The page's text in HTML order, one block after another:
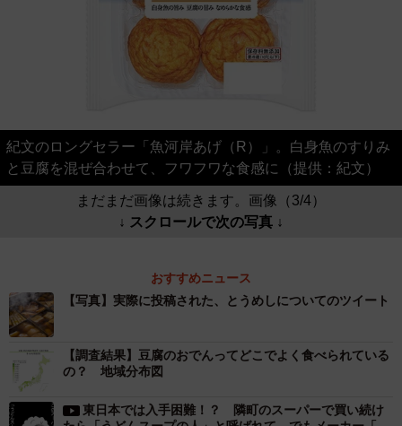
紀文のロングセラー「魚河岸あげ（R）」。白身魚のすりみ
と豆腐を混ぜ合わせて、フワフワな食感に（提供：紀文）
まだまだ画像は続きます。画像（3/4）
↓ スクロールで次の写真 ↓
おすすめニュース
【写真】実際に投稿された、とうめしについてのツイート
【調査結果】豆腐のおでんってどこでよく食べられている
の？ 地域分布図
東日本では入手困難！？ 隣町のスーパーで買い続け